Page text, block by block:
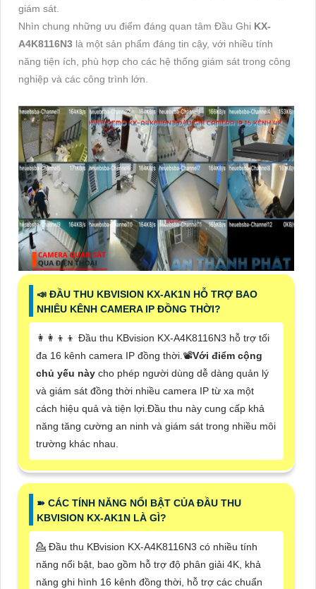
giám sát.
Nhìn chung những ưu điểm đáng quan tâm Đầu Ghi KX-
A4K8116N3 là một sản phẩm đáng tin cậy, với nhiều tính
năng tiện ích, phù hợp cho các hệ thống giám sát trong công
nghiệp và các công trình lớn.
📣 ĐẦU THU KBVISION KX-AK1N HỖ TRỢ BAO
NHIÊU KÊNH CAMERA IP ĐỒNG THỜI?
👩‍👩‍👦‍👦 Đầu thu KBvision KX-A4K8116N3 hỗ trợ tối
đa 16 kênh camera IP đồng thời.📽Với điểm cộng
chủ yếu này cho phép người dùng dễ dàng quản lý
và giám sát đồng thời nhiều camera IP từ xa một
cách hiệu quả và tiện lợi.Đầu thu này cung cấp khả
năng tăng cường an ninh và giám sát trong nhiều môi
trường khác nhau.
➽ CÁC TÍNH NĂNG NỔI BẬT CỦA ĐẦU THU
KBVISION KX-AK1N LÀ GÌ?
💁 Đầu thu KBvision KX-A4K8116N3 có nhiều tính
năng nổi bật, bao gồm hỗ trợ độ phân giải 4K, khả
năng ghi hình 16 kênh đồng thời, hỗ trợ các chuẩn